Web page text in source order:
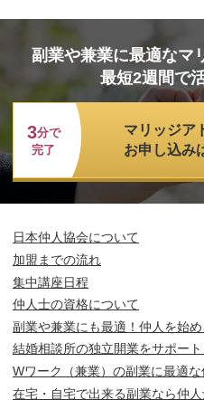
副業や兼業に最適なマ
最短2週間で
3分で
完了
マリッジア
お申し込み
日本仲人協会について
加盟までの流れ
集中講座日程
仲人士の資格について
副業や兼業にも最適！仲人を始
結婚相談所の独立開業をサポー
Wワーク（兼業）の副業に最適
在宅・自宅で出来る副業なら仲